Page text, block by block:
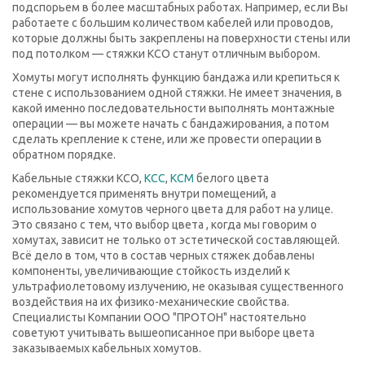
подспорьем в более масштабных работах. Например, если Вы
работаете с большим количеством кабелей или проводов,
которые должны быть закреплены на поверхности стены или
под потолком — стяжки КСО станут отличным выбором.
Хомуты могут исполнять функцию бандажа или крепиться к
стене с использованием одной стяжки. Не имеет значения, в
какой именно последовательности выполнять монтажные
операции — вы можете начать с бандажирования, а потом
сделать крепление к стене, или же провести операции в
обратном порядке.
Кабельные стяжки КСО, КСС, КСМ белого цвета
рекомендуется применять внутри помещений, а
использование хомутов черного цвета для работ на улице.
Это связано с тем, что выбор цвета , когда мы говорим о
хомутах, зависит не только от эстетической составляющей.
Всё дело в том, что в состав черных стяжек добавлены
компоненты, увеличивающие стойкость изделий к
ультрафиолетовому излучению, не оказывая существенного
воздействия на их физико-механические свойства.
Специалисты Компании ООО "ПРОТОН" настоятельно
советуют учитывать вышеописанное при выборе цвета
заказываемых кабельных хомутов.